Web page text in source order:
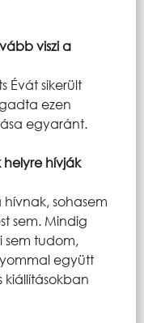
viszi a
Évát sikerült
ezen
egyaránt.
helyre hívják
hívnak, sohasem
sem. Mindig
sem tudom,
együtt
kiállításokban